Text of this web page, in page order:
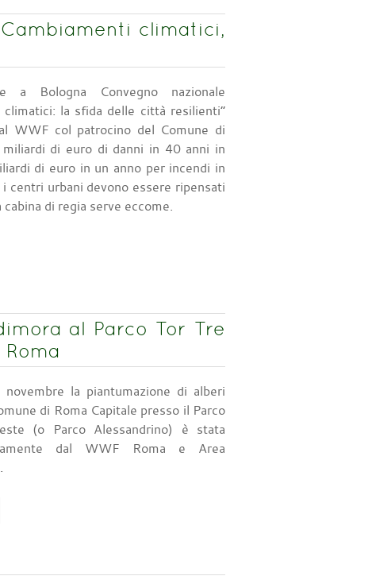
climatici,
a Bologna Convegno nazionale
climatici: la sfida delle città resilienti”
WWF col patrocino del Comune di
miliardi di euro di danni in 40 anni in
di euro in un anno per incendi in
centri urbani devono essere ripensati
cabina di regia serve eccome.
al Parco Tor Tre
novembre la piantumazione di alberi
di Roma Capitale presso il Parco
(o Parco Alessandrino) è stata
dal WWF Roma e Area